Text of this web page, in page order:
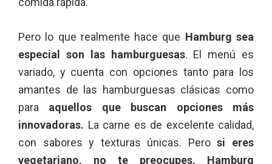
Pero lo que realmente hace que Hamburg sea
especial son las hamburguesas. El menú es
variado, y cuenta con opciones tanto para los
amantes de las hamburguesas clásicas como
para aquellos que buscan opciones más
innovadoras. La carne es de excelente calidad,
con sabores y texturas únicas. Perosi eres
vegetariano, no te preocupes, Hamburg